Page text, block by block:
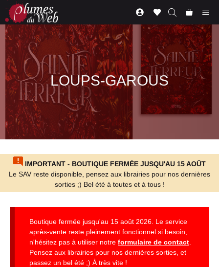
Aller
contenu
LOUPS-GAROUS
IMPORTANT - BOUTIQUE FERMÉE JUSQU'AU 15 AOÛT
Le SAV reste disponible, pensez aux librairies pour nos dernières
sorties ;) Bel été à toutes et à tous !
Boutique fermée jusqu'au 15 août 2026. Le service
après-vente reste pleinement fonctionnel si besoin,
n'hésitez pas à utiliser notre formulaire de contact
Pensez aux librairies pour nos dernières sorties, et
passez un bel été ;) À très vite !